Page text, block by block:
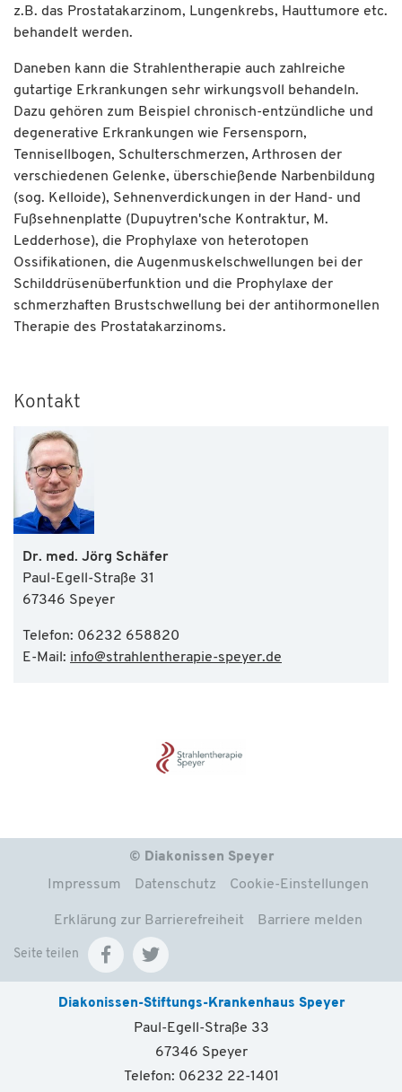
z.B. das Prostatakarzinom, Lungenkrebs, Hauttumore etc.
behandelt werden.
Daneben kann die Strahlentherapie auch zahlreiche
gutartige Erkrankungen sehr wirkungsvoll behandeln.
Dazu gehören zum Beispiel chronisch-entzündliche und
degenerative Erkrankungen wie Fersensporn,
Tennisellbogen, Schulterschmerzen, Arthrosen der
verschiedenen Gelenke, überschießende Narbenbildung
(sog. Kelloide), Sehnenverdickungen in der Hand- und
Fußsehnenplatte (Dupuytren'sche Kontraktur, M.
Ledderhose), die Prophylaxe von heterotopen
Ossifikationen, die Augenmuskelschwellungen bei der
Schilddrüsenüberfunktion und die Prophylaxe der
schmerzhaften Brustschwellung bei der antihormonellen
Therapie des Prostatakarzinoms.
Kontakt
Dr. med. Jörg Schäfer
Paul-Egell-Straße 31
67346 Speyer
Telefon: 06232 658820
E-Mail: info@strahlentherapie-speyer.de
© Diakonissen Speyer
Impressum Datenschutz Cookie-Einstellungen
Erklärung zur Barrierefreiheit Barriere melden
Seite teilen
Diakonissen-Stiftungs-Krankenhaus Speyer
Paul-Egell-Straße 33
67346 Speyer
Telefon: 06232 22-1401